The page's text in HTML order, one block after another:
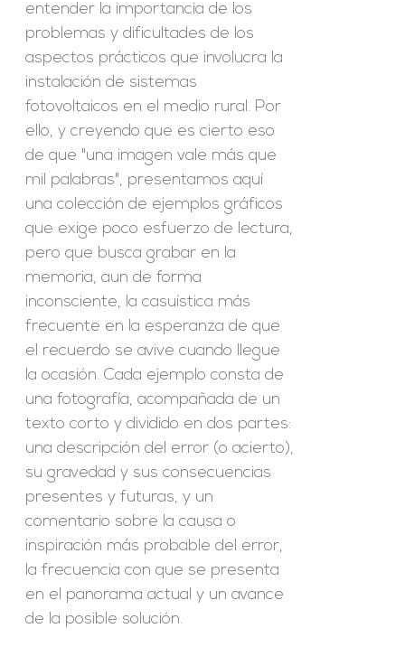
entender la importancia de los
problemas y dificultades de los
aspectos prácticos que involucra la
instalación de sistemas
fotovoltaicos en el medio rural. Por
ello, y creyendo que es cierto eso
de que "una imagen vale más que
mil palabras", presentamos aquí
una colección de ejemplos gráficos
que exige poco esfuerzo de lectura,
pero que busca grabar en la
memoria, aun de forma
inconsciente, la casuística más
frecuente en la esperanza de que
el recuerdo se avive cuando llegue
la ocasión. Cada ejemplo consta de
una fotografía, acompañada de un
texto corto y dividido en dos partes:
una descripción del error (o acierto),
su gravedad y sus consecuencias
presentes y futuras, y un
comentario sobre la causa o
inspiración más probable del error,
la frecuencia con que se presenta
en el panorama actual y un avance
de la posible solución.